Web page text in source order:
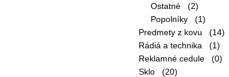
Ostatné (2)
Popolníky (1)
Predmety z kovu (14)
Rádiá a technika (1)
Reklamné cedule (0)
Sklo (20)